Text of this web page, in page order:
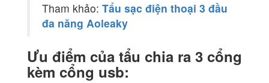
Tham khảo: Tẩu sạc điện thoại 3 đầu
đa năng Aoleaky
Ưu điểm của tẩu chia ra 3 cổng
kèm cổng usb: